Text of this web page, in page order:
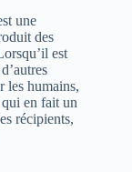
une
des
est
les humains,
en fait un
récipients,